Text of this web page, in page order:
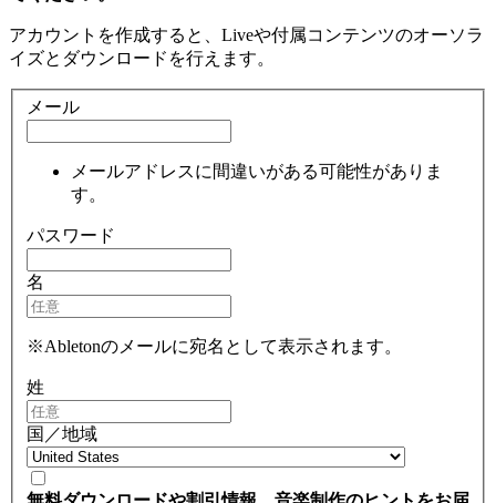
アカウントを作成すると、Liveや付属コンテンツのオーソラ
イズとダウンロードを行えます。
メール
メールアドレスに間違いがある可能性がありま
す。
パスワード
名
※Abletonのメールに宛名として表示されます。
姓
国／地域